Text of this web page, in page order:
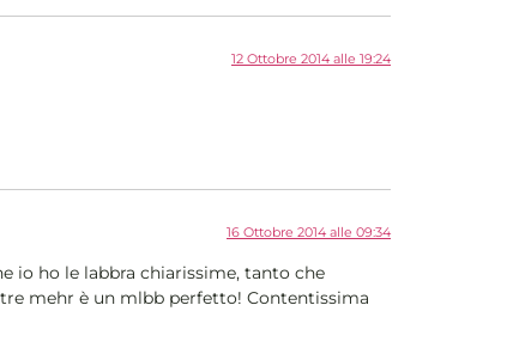
12 Ottobre 2014 alle 19:24
16 Ottobre 2014 alle 09:34
io ho le labbra chiarissime, tanto che
mehr è un mlbb perfetto! Contentissima